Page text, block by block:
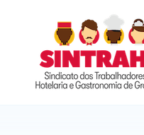
SINTRAHG